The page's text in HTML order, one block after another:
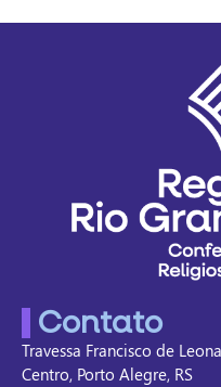
Contato
Travessa Francisco de
Centro, Porto Alegre, RS